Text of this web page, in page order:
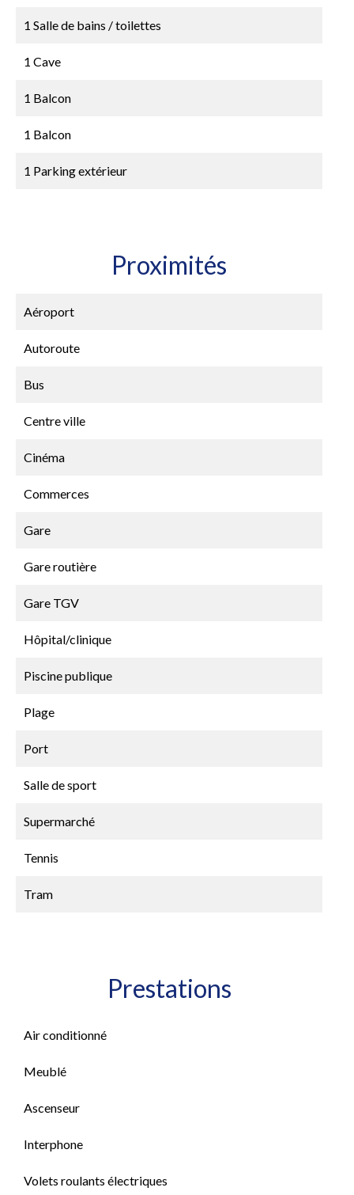
1 Salle de bains / toilettes
1 Cave
1 Balcon
1 Balcon
1 Parking extérieur
Proximités
Aéroport
Autoroute
Bus
Centre ville
Cinéma
Commerces
Gare
Gare routière
Gare TGV
Hôpital/clinique
Piscine publique
Plage
Port
Salle de sport
Supermarché
Tennis
Tram
Prestations
Air conditionné
Meublé
Ascenseur
Interphone
Volets roulants électriques